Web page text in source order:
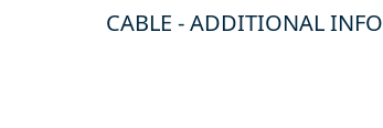
CABLE - ADDITIONAL INFO